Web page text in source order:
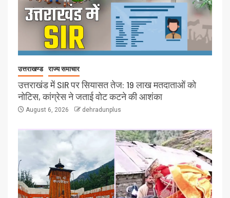
उत्तराखण्ड राज्य समाचार
उत्तराखंड में SIR पर सियासत तेज: 19 लाख मतदाताओं को
नोटिस, कांग्रेस ने जताई वोट कटने की आशंका
August 6, 2026 dehradunplus